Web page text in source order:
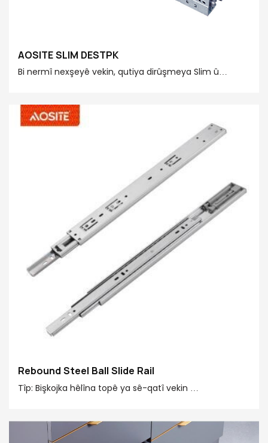
AOSITE SLIM DESTPK
Bi nermî nexşeyê vekin, qutiya dirûşmeya Slim û
û bêdeng dike. Fourar Sêwiranên Dirêjiyê bikaranîna
hişmendî ya her parçeyek cîhê ji bo ku hilanînê bikar
bînin. Steel galvanized pir durust e, ku ji bo xaniyê
Rebound Steel Ball Slide Rail
Tîp: Bişkojka hêlîna topê ya sê-qatî vekin
Mezinahiya bijartî: 250mm-600 mm
Xala sazkirinê: 12.7±0,2 mm